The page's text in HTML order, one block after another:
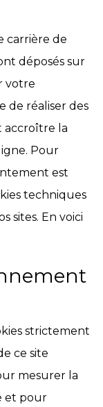
carrière de
déposés sur
votre
de réaliser des
accroître la
Pour
est
techniques
sites. En voici
strictement
ce site
mesurer la
et pour